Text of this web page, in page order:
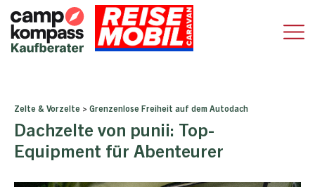
Zelte & Vorzelte > Grenzenlose Freiheit auf dem Autodach
Dachzelte von punii: Top-
Equipment für Abenteurer